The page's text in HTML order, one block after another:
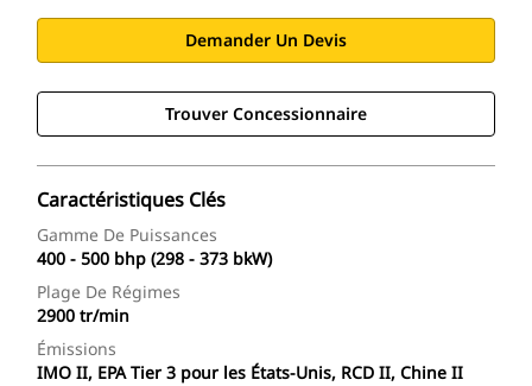
Demander Un Devis
Trouver Concessionnaire
Caractéristiques Clés
Gamme De Puissances
400 - 500 bhp (298 - 373 bkW)
Plage De Régimes
2900 tr/min
Émissions
IMO II, EPA Tier 3 pour les États-Unis, RCD II, Chine II